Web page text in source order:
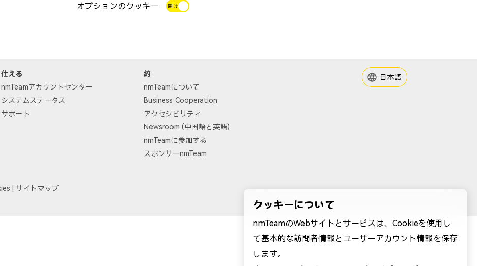
オプションのクッキー 開け
仕える
nmTeamアカウントセンター
システムステータス
サポート
約
nmTeamについて
Business Cooperation
アクセシビリティ
Newsroom (中国語と英語)
nmTeamに参加する
スポンサーnmTeam
日本語
サイトマップ
クッキーについて
nmTeamのWebサイトとサービスは、Cookieを使用し
て基本的な訪問者情報とユーザーアカウント情報を保存
します。